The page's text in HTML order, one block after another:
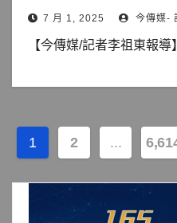
7 月 1, 2025 今傳媒-
【今傳媒/記者李祖東報
文
章
1 2 ...